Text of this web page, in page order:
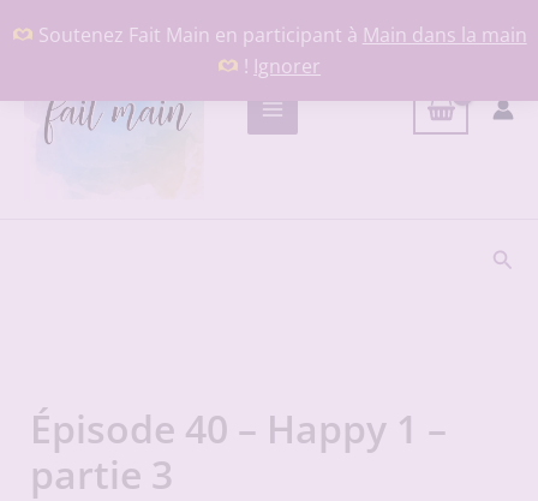
Soutenez Fait Main en participant à Main dans la main
! Ignorer
au
Épisode 40 – Happy 1 –
partie 3